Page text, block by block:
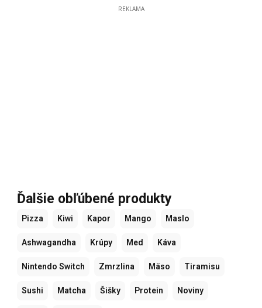
REKLAMA
Ďalšie obľúbené produkty
Pizza Kiwi Kapor Mango Maslo
Ashwagandha Krúpy Med Káva
Nintendo Switch Zmrzlina Mäso Tiramisu
Sushi Matcha Šišky Protein Noviny